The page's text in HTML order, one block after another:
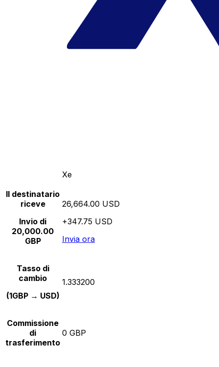
Xe
Il destinatario
riceve
Invio di
20,000.00
GBP
26,664.00 USD
+347.75 USD
Invia ora
Tasso di
cambio
(1GBP → USD)
1.333200
Commissione
di
trasferimento
0 GBP